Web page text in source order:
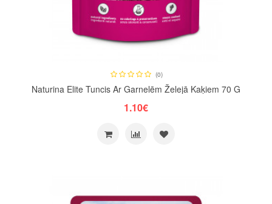
(0)
Naturina Elite Tuncis Ar Garnelēm Želejā Kaķiem 70 G
1.10€